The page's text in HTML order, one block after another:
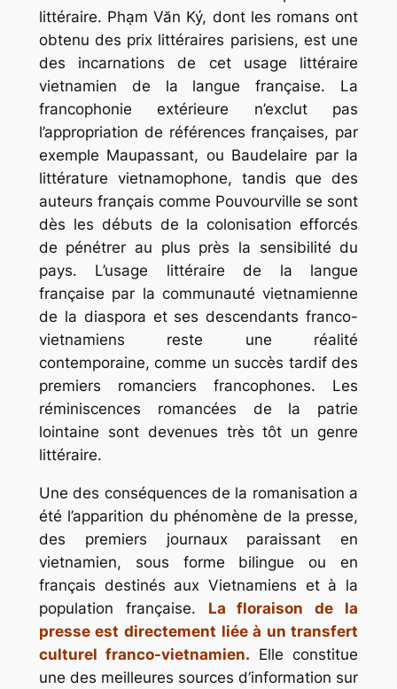
littéraire. Phạm Văn Ký, dont les romans ont
obtenu des prix littéraires parisiens, est une
des incarnations de cet usage littéraire
vietnamien de la langue française. La
francophonie extérieure n’exclut pas
l’appropriation de références françaises, par
exemple Maupassant, ou Baudelaire par la
littérature vietnamophone, tandis que des
auteurs français comme Pouvourville se sont
dès les débuts de la colonisation efforcés
de pénétrer au plus près la sensibilité du
pays. L’usage littéraire de la langue
française par la communauté vietnamienne
de la diaspora et ses descendants franco-
vietnamiens reste une réalité
contemporaine, comme un succès tardif des
premiers romanciers francophones. Les
réminiscences romancées de la patrie
lointaine sont devenues très tôt un genre
littéraire.
Une des conséquences de la romanisation a
été l’apparition du phénomène de la presse,
des premiers journaux paraissant en
vietnamien, sous forme bilingue ou en
français destinés aux Vietnamiens et à la
population française. La floraison de la
presse est directement liée à un transfert
culturel franco-vietnamien. Elle constitue
une des meilleures sources d’information sur